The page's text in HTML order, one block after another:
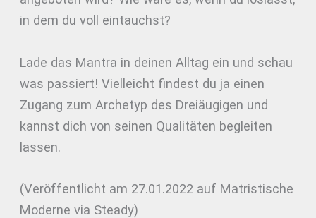
in dem du voll eintauchst?
Lade das Mantra in deinen Alltag ein und schau
was passiert! Vielleicht findest du ja einen
Zugang zum Archetyp des Dreiäugigen und
kannst dich von seinen Qualitäten begleiten
lassen.
(Veröffentlicht am 27.01.2022 auf Matristische
Moderne via Steady)